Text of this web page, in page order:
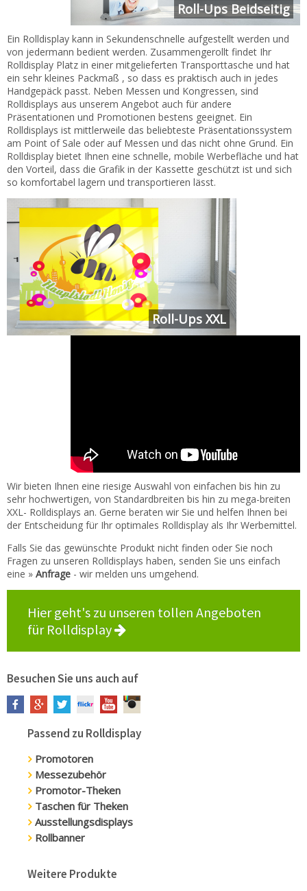
Roll-Ups Beidseitig
Ein Rolldisplay kann in Sekundenschnelle aufgestellt werden und
von jedermann bedient werden. Zusammengerollt findet Ihr
Rolldisplay Platz in einer mitgelieferten Transporttasche und hat
ein sehr kleines Packmaß , so dass es praktisch auch in jedes
Handgepäck passt. Neben Messen und Kongressen, sind
Rolldisplays aus unserem Angebot auch für andere
Präsentationen und Promotionen bestens geeignet. Ein
Rolldisplays ist mittlerweile das beliebteste Präsentationssystem
am Point of Sale oder auf Messen und das nicht ohne Grund. Ein
Rolldisplay bietet Ihnen eine schnelle, mobile Werbefläche und hat
den Vorteil, dass die Grafik in der Kassette geschützt ist und sich
so komfortabel lagern und transportieren lässt.
Roll-Ups XXL
Wir bieten Ihnen eine riesige Auswahl von einfachen bis hin zu
sehr hochwertigen, von Standardbreiten bis hin zu mega-breiten
XXL- Rolldisplays an. Gerne beraten wir Sie und helfen Ihnen bei
der Entscheidung für Ihr optimales Rolldisplay als Ihr Werbemittel.
Falls Sie das gewünschte Produkt nicht finden oder Sie noch
Fragen zu unseren Rolldisplays haben, senden Sie uns einfach
eine » Anfrage - wir melden uns umgehend.
Hier geht's zu unseren tollen Angeboten
für Rolldisplay
Besuchen Sie uns auch auf
Passend zu Rolldisplay
Promotoren
Messezubehör
Promotor-Theken
Taschen für Theken
Ausstellungsdisplays
Rollbanner
Weitere Produkte